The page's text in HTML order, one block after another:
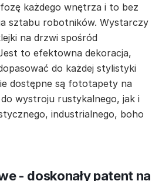
każdego wnętrza i to bez
sztabu robotników. Wystarczy
na drzwi spośród
to efektowna dekoracja,
do każdej stylistyki
dostępne są fototapety na
wystroju rustykalnego, jak i
industrialnego, boho
- doskonały patent na